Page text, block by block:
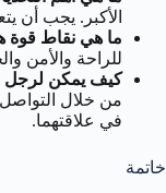
الأكبر. يجب أن
ما هي نقاط قوة
للراحة والأمن
كيف يمكن لرجل
من خلال التواصل
في علاقتهما.
خاتمة